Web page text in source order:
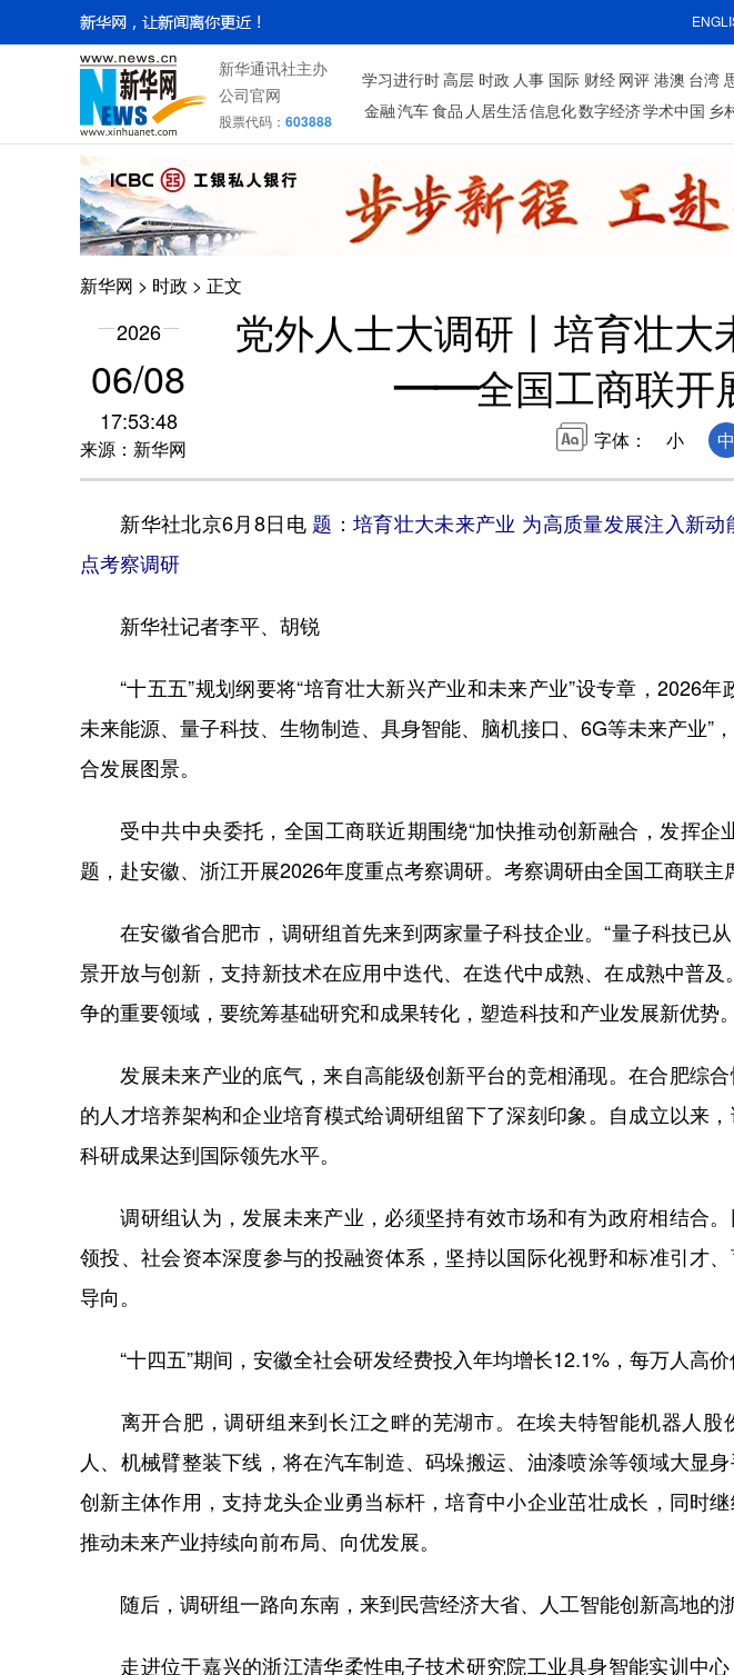
新华通讯社主办
公司官网
股票代码： 603888
学习进行时 高层 时政 人事 国际 财经 网评 港澳 台湾
金融 汽车 食品 人居生活信息化数字经济学术中国 乡
新华网 > 时政 > 正文
2026
06/08
17:53:48
来源：新华网
党外人士大调研丨培育壮大
——全国工商联开
字体： 小 中
新华社北京6月8日电 题：培育壮大未来产业 为高质量发展注入新
点考察调研
新华社记者李平、胡锐
“十五五”规划纲要将“培育壮大新兴产业和未来产业”设专章，2026年
未来能源、量子科技、生物制造、具身智能、脑机接口、6G等未来产业”
合发展图景。
受中共中央委托，全国工商联近期围绕“加快推动创新融合，发挥企
题，赴安徽、浙江开展2026年度重点考察调研。考察调研由全国工商联主
在安徽省合肥市，调研组首先来到两家量子科技企业。“量子科技已从
景开放与创新，支持新技术在应用中迭代、在迭代中成熟、在成熟中普及
争的重要领域，要统筹基础研究和成果转化，塑造科技和产业发展新优势。
发展未来产业的底气，来自高能级创新平台的竞相涌现。在合肥综合
的人才培养架构和企业培育模式给调研组留下了深刻印象。自成立以来
科研成果达到国际领先水平。
调研组认为，发展未来产业，必须坚持有效市场和有为政府相结合。
领投、社会资本深度参与的投融资体系，坚持以国际化视野和标准引才
导向。
“十四五”期间，安徽全社会研发经费投入年均增长12.1%，每万人高价
离开合肥，调研组来到长江之畔的芜湖市。在埃夫特智能机器人股
人、机械臂整装下线，将在汽车制造、码垛搬运、油漆喷涂等领域大显
创新主体作用，支持龙头企业勇当标杆，培育中小企业茁壮成长，同时继
推动未来产业持续向前布局、向优发展。
随后，调研组一路向东南，来到民营经济大省、人工智能创新高地的浙
走进位于嘉兴的浙江清华柔性电子技术研究院工业具身智能实训中心